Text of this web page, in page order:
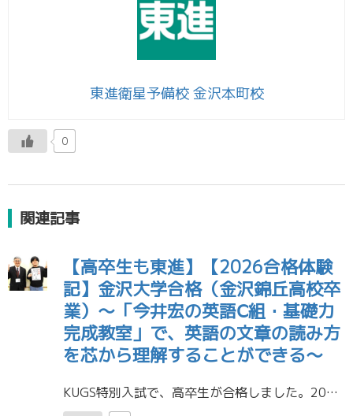
東進衛星予備校 金沢本町校
0
関連記事
【高卒生も東進】【2026合格体験
記】金沢大学合格（金沢錦丘高校卒
業）～「今井宏の英語Ⅽ組・基礎力
完成教室」で、英語の文章の読み方
を芯から理解することができる～
KUGS特別入試で、高卒生が合格しました。2026年の合格体験記の第１号です。広告掲載同意をもらいましたのでアップします。 金沢大学 融合学域 観光デザイン学類 合格 Nくん (金沢錦丘高校卒業・高卒生) ■東進のオスス […]